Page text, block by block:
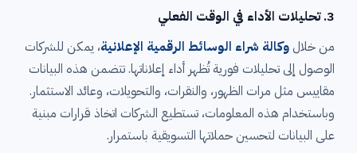
3. تحليلات الأداء في الوقت الفعلي
من خلالوكالة شراء الوسائط الرقمية الإعلانية، يمكن للشركات
الوصول إلى تحليلات فورية تُظهر أداء إعلاناتها. تتضمن هذه البيانات
مقاييس مثل مرات الظهور، والنقرات، والتحويلات، وعائد الاستثمار.
وباستخدام هذه المعلومات، تستطيع الشركات اتخاذ قرارات مبنية
على البيانات لتحسين حملاتها التسويقية باستمرار.